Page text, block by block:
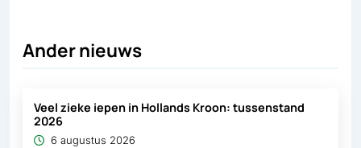
Ander nieuws
Veel zieke iepen in Hollands Kroon: tussenstand
2026
6 augustus 2026